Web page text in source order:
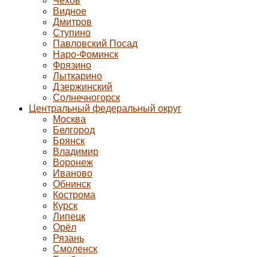
Видное
Дмитров
Ступино
Павловский Посад
Наро-Фоминск
Фрязино
Лыткарино
Дзержинский
Солнечногорск
Центральный федеральный округ
Москва
Белгород
Брянск
Владимир
Воронеж
Иваново
Обнинск
Кострома
Курск
Липецк
Орёл
Рязань
Смоленск